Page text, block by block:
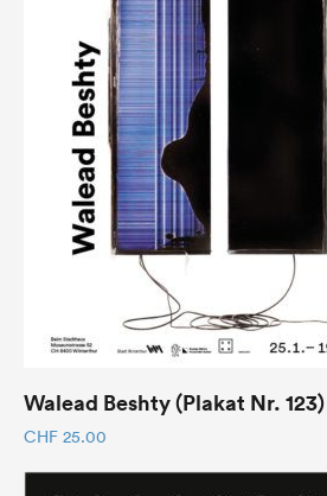
Walead Beshty (Plakat Nr. 123)
CHF 25.00